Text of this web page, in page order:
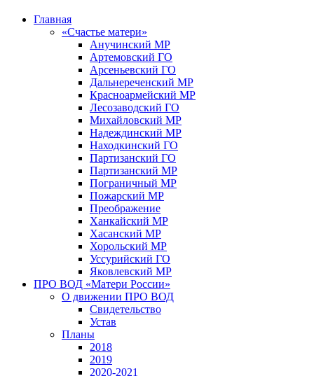
Главная
«Счастье матери»
Анучинский МР
Артемовский ГО
Арсеньевский ГО
Дальнереченский МР
Красноармейский МР
Лесозаводский ГО
Михайловский МР
Надеждинский МР
Находкинский ГО
Партизанский ГО
Партизанский МР
Пограничный МР
Пожарский МР
Преображение
Ханкайский МР
Хасанский МР
Хорольский МР
Уссурийский ГО
Яковлевский МР
ПРО ВОД «Матери России»
О движении ПРО ВОД
Свидетельство
Устав
Планы
2018
2019
2020-2021